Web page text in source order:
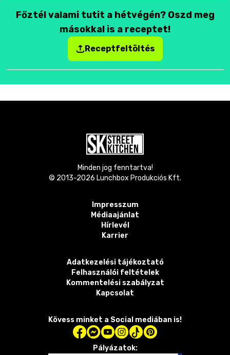
Főztél valami tutit a hétvégén? Oszd meg
másokkal is a receptet!
Receptfeltöltés
Minden jog fenntartva!
© 2013-2026 Lunchbox Produkciós Kft.
Impresszum
Médiaajánlat
Hírlevél
Karrier
Adatkezelési tájékoztató
Felhasználói feltételek
Kommentelési szabályzat
Kapcsolat
Kövess minket a Social mediában is!
Pályázatok: